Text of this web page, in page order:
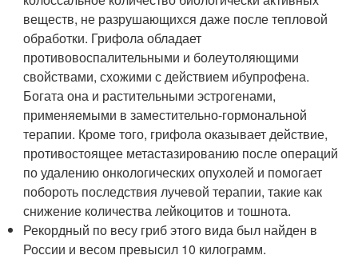
веществ, не разрушающихся даже после тепловой
обработки. Грифола обладает
противовоспалительными и болеутоляющими
свойствами, схожими с действием ибупрофена.
Богата она и растительными эстрогенами,
применяемыми в заместительно-гормональной
терапии. Кроме того, грифола оказывает действие,
противостоящее метастазированию после операций
по удалению онкологических опухолей и помогает
побороть последствия лучевой терапии, такие как
снижение количества лейкоцитов и тошнота.
Рекордный по весу гриб этого вида был найден в
России и весом превысил 10 килограмм.